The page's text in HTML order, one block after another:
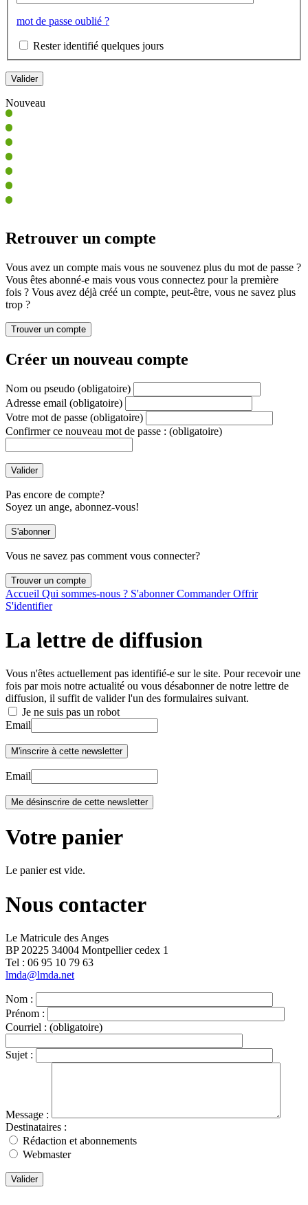
mot de passe oublié ?
Rester identifié quelques jours
Nouveau
Retrouver un compte
Vous avez un compte mais vous ne souvenez plus du mot de passe ?
Vous êtes abonné-e mais vous vous connectez pour la première
fois ? Vous avez déjà créé un compte, peut-être, vous ne savez plus
trop ?
Créer un nouveau compte
Nom ou pseudo (obligatoire)
Adresse email (obligatoire)
Votre mot de passe (obligatoire)
Confirmer ce nouveau mot de passe : (obligatoire)
Pas encore de compte?
Soyez un ange, abonnez-vous!
Vous ne savez pas comment vous connecter?
Accueil Qui sommes-nous ? S'abonnerCommanderOffrir
S'identifier
La lettre de diffusion
Vous n'êtes actuellement pas identifié-e sur le site. Pour recevoir une
fois par mois notre actualité ou vous désabonner de notre lettre de
diffusion, il suffit de valider l'un des formulaires suivant.
Je ne suis pas un robot
Email
Email
Votre panier
Le panier est vide.
Nous contacter
Le Matricule des Anges
BP 20225 34004 Montpellier cedex 1
Tel : ‭06 95 10 79 63
lmda@lmda.net
Nom :
Prénom :
Courriel : (obligatoire)
Sujet :
Message :
Destinataires :
Rédaction et abonnements
Webmaster
Valider